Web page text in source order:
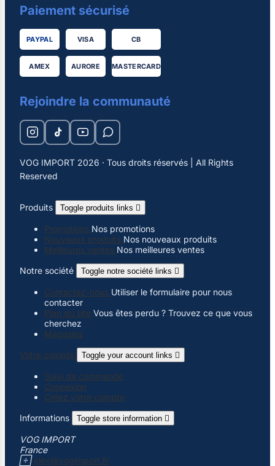
Paiement sécurisé
PAYPAL VISA CB
AMEX AURORE MASTERCARD
Rejoindre la communauté
VOG IMPORT 2026 · Tous droits réservés | All Rights
Reserved
Produits Toggle produits links 
Promotions Nos promotions
Nouveaux produits Nos nouveaux produits
Meilleures ventes Nos meilleures ventes
Notre société
Toggle notre société links 
Contactez-nous Utiliser le formulaire pour nous
contacter
Plan du site Vous êtes perdu ? Trouvez ce que vous
cherchez
Magasins
Votre compte
Toggle your account links 
Suivi de commande
Connexion
Créez votre compte
Informations
Toggle store information 
VOG IMPORT
France
 alex@vogimport.fr